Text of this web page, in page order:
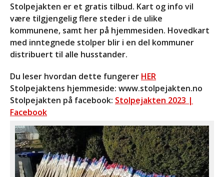
Stolpejakten er et gratis tilbud. Kart og info vil
være tilgjengelig flere steder i de ulike
kommunene, samt her på hjemmesiden. Hovedkart
med inntegnede stolper blir i en del kommuner
distribuert til alle husstander.
Du leser hvordan dette fungerer HER
Stolpejaktens hjemmeside: www.stolpejakten.no
Stolpejakten på facebook: Stolpejakten 2023 |
Facebook